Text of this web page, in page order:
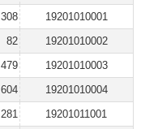
308
19201010001
82
19201010002
479
19201010003
604
19201010004
281
19201011001